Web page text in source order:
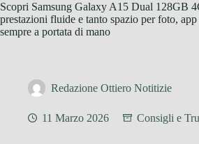
Scopri Samsung Galaxy A15 Dual 128GB
prestazioni fluide e tanto spazio per foto,
sempre a portata di mano
Redazione Ottiero Notitizie
11 Marzo 2026 Consigli e